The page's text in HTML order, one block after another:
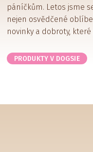
páníčkům. Letos jsme
nejen osvědčené
novinky a dobroty,
PRODUKTY V DOGSIE